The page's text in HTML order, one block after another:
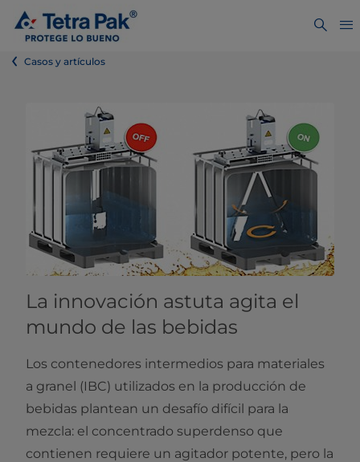
Casos y artículos
La innovación astuta agita el
mundo de las bebidas
Los contenedores intermedios para materiales
a granel (IBC) utilizados en la producción de
bebidas plantean un desafío difícil para la
mezcla: el concentrado superdenso que
contienen requiere un agitador potente, pero la